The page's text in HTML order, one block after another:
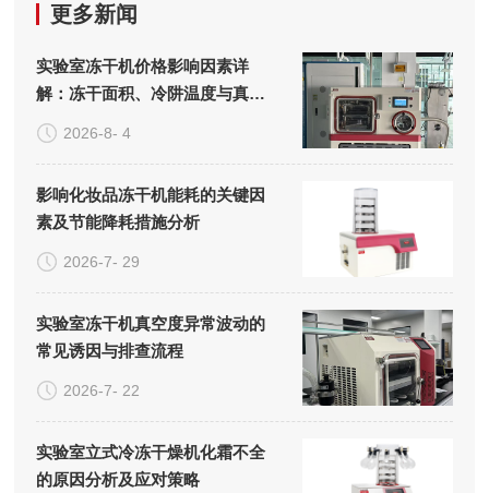
更多新闻
实验室冻干机价格影响因素详
解：冻干面积、冷阱温度与真空
系统的成本构成
2026-8- 4
影响化妆品冻干机能耗的关键因
素及节能降耗措施分析
2026-7- 29
实验室冻干机真空度异常波动的
常见诱因与排查流程
2026-7- 22
实验室立式冷冻干燥机化霜不全
的原因分析及应对策略